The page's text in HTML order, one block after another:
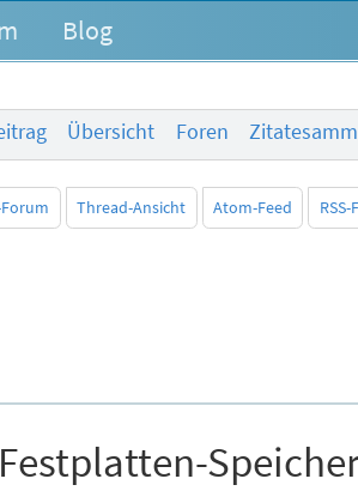
Blog
Übersicht Foren
Forum Thread-Ansicht Atom-Feed RSS-